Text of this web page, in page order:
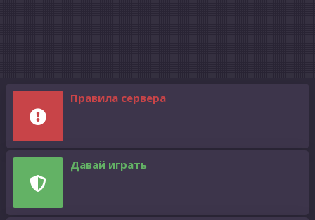
Правила сервера
Давай играть